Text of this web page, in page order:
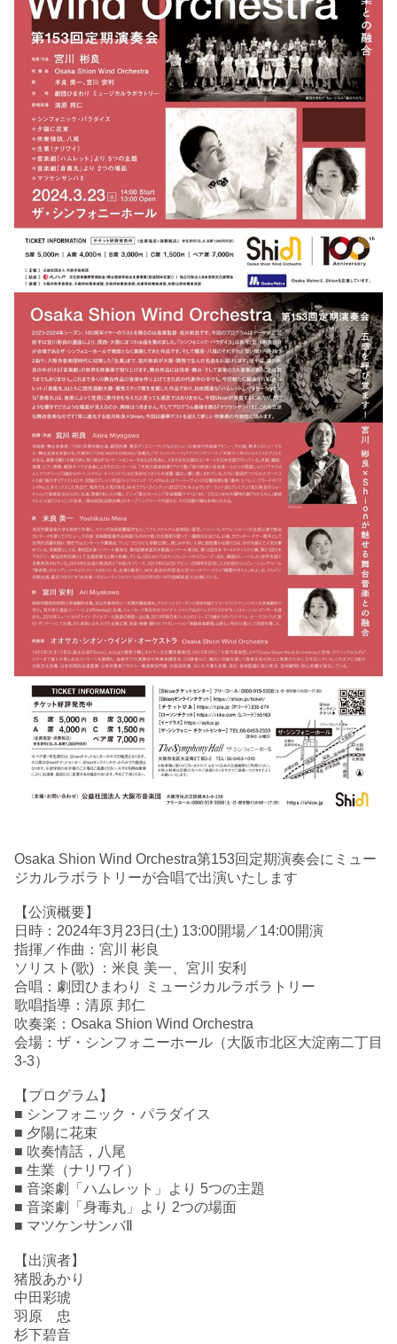
Osaka Shion Wind Orchestra第153回定期演奏会にミュー
ジカルラボラトリーが合唱で出演いたします
【公演概要】
日時：2024年3月23日(土) 13:00開場／14:00開演
指揮／作曲：宮川 彬良
ソリスト(歌) ：米良 美一、宮川 安利
合唱：劇団ひまわり ミュージカルラボラトリー
歌唱指導：清原 邦仁
吹奏楽：Osaka Shion Wind Orchestra
会場：ザ・シンフォニーホール（大阪市北区大淀南二丁目
3-3）
【プログラム】
■ シンフォニック・パラダイス
■ 夕陽に花束
■ 吹奏情話，八尾
■ 生業（ナリワイ）
■ 音楽劇「ハムレット」より 5つの主題
■ 音楽劇「身毒丸」より 2つの場面
■ マツケンサンバⅡ
【出演者】
猪股あかり
中田彩琥
羽原 忠
杉下碧音